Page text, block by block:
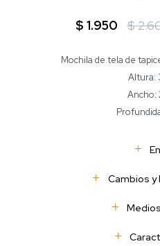
$ 1.950 $
Mochila de tela de
Altura:
Ancho:
Cambios y